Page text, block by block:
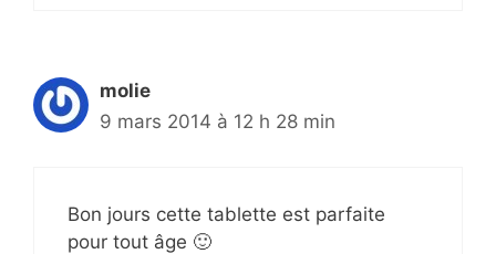
molie
9 mars 2014 à 12 h 28 min
Bon jours cette tablette est parfaite
pour tout âge 🙂